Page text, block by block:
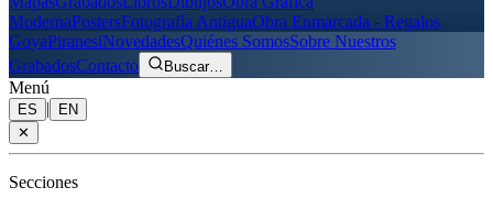
ModernaPostersFotografía AntiguaObra Enmarcada - Regalos
GoyaPiranesiNovedadesQuiénes SomosSobre Nuestros
GrabadosContacto Buscar…
Menú
ES |
EN
✕
Secciones